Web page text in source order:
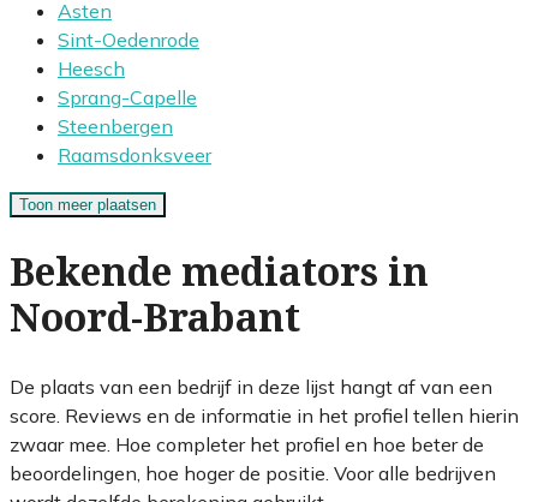
Asten
Sint-Oedenrode
Heesch
Sprang-Capelle
Steenbergen
Raamsdonksveer
Toon meer plaatsen
Bekende mediators in
Noord-Brabant
De plaats van een bedrijf in deze lijst hangt af van een
score. Reviews en de informatie in het profiel tellen hierin
zwaar mee. Hoe completer het profiel en hoe beter de
beoordelingen, hoe hoger de positie. Voor alle bedrijven